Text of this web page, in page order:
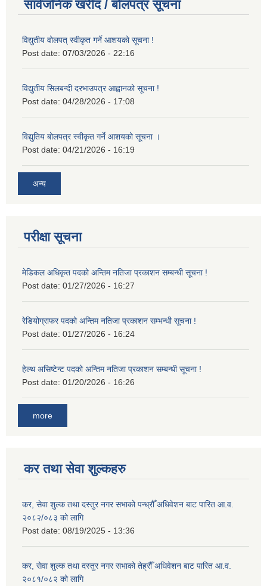
सार्वजनिक खरीद / बोलपत्र सूचना
विद्युतीय वोलपत् स्वीकृत गर्ने आशयको सूचना !
Post date: 07/03/2026 - 22:16
विद्युतीय सिलबन्दी दरभाउपत्र आह्वानको सूचना !
Post date: 04/28/2026 - 17:08
विद्युतिय बोलपत्र स्वीकृत गर्ने आशयको सूचना ।
Post date: 04/21/2026 - 16:19
अन्य
परीक्षा सूचना
मेडिकल अधिकृत पदको अन्तिम नतिजा प्रकाशन सम्बन्धी सूचना !
Post date: 01/27/2026 - 16:27
रेडियोग्राफर पदको अन्तिम नतिजा प्रकाशन सम्भन्धी सूचना !
Post date: 01/27/2026 - 16:24
हेल्थ असिष्टेन्ट पदको अन्तिम नतिजा प्रकाशन सम्बन्धी सूचना !
Post date: 01/20/2026 - 16:26
more
कर तथा सेवा शुल्कहरु
कर, सेवा शुल्क तथा दस्तुर नगर सभाको पन्ध्रौँ अधिवेशन बाट पारित आ.व.
२०८२/०८३ को लागि
Post date: 08/19/2025 - 13:36
कर, सेवा शुल्क तथा दस्तुर नगर सभाको तेह्रौँ अधिवेशन बाट पारित आ.व.
२०८१/०८२ को लागि